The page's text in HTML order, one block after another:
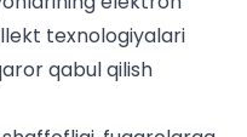
texnologiyalari
qabul qilish